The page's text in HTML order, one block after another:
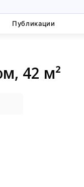
Публикации
42 м²